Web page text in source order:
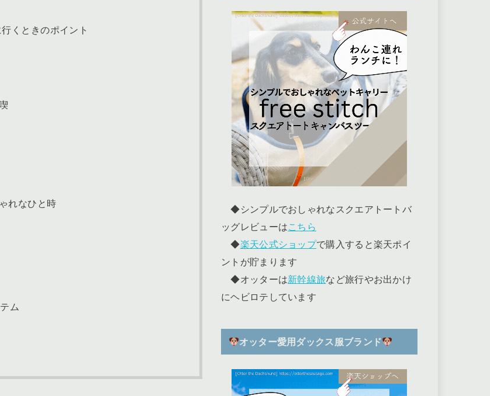
くときのポイント
れなひと時
ム
◆シンプルでおしゃれなスクエアトートバ
ッグレビューはこちら
◆楽天公式ショップで購入すると楽天ポイ
ントが貯まります
◆オッターは新幹線旅など旅行やお出かけ
にヘビロテしています
オッター愛用ダックス服ブランド